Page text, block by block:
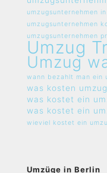
umzugsunternehmen
umzugsunternehmen
umzugsunternehmen
Umzug
Umzug
wann bezahlt man ein
was kosten
was kostet ein
was kostet ein
wieviel kostet ein
Umzüge in Berlin